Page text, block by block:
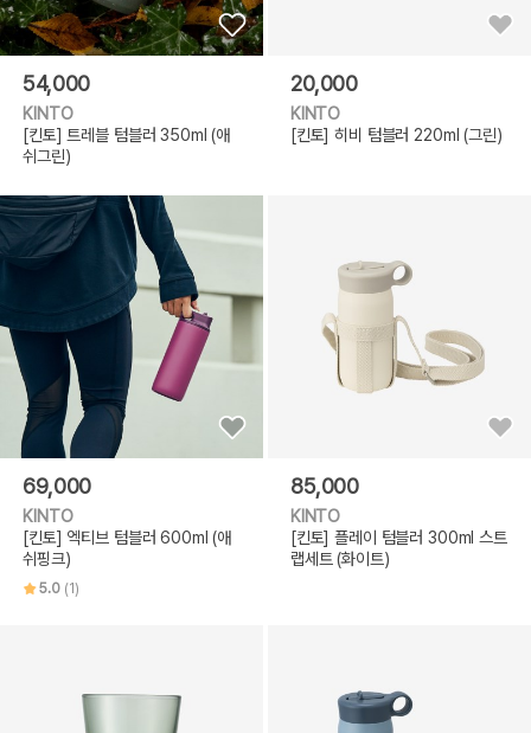
54,000
KINTO
[킨토] 트레블 텀블러 350ml (애
쉬그린)
20,000
KINTO
[킨토] 히비 텀블러 220ml (그린)
69,000
KINTO
[킨토] 엑티브 텀블러 600ml (애
쉬핑크)
5.0 (1)
85,000
KINTO
[킨토] 플레이 텀블러 300ml 스트
랩세트 (화이트)